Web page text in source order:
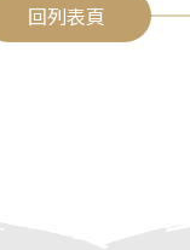
回列表頁